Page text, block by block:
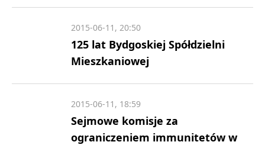
125 lat Bydgoskiej Spółdzielni
Mieszkaniowej
2015-06-11, 20:50
Sejmowe komisje za
ograniczeniem immunitetów w
2015-06-11, 18:59